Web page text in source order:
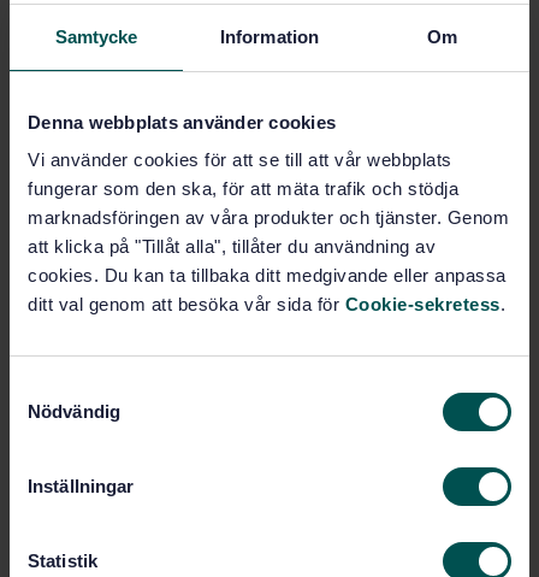
Samtycke Information Om
Denna webbplats använder cookies
Vi använder cookies för att se till att vår webbplats
fungerar som den ska, för att mäta trafik och stödja
marknadsföringen av våra produkter och tjänster. Genom
att klicka på "Tillåt alla", tillåter du användning av
cookies. Du kan ta tillbaka ditt medgivande eller anpassa
ditt val genom att besöka vår sida för Cookie-sekretess.
Nödvändig
Inställningar
Statistik
Produktinformation
Språk: Engelska
Framtagen av:SEK SVENSK ELSTANDARD
Internationell titel:Mineral oil-filled
Guidance on the interpretation of
Artikelnummer:
Fastställd:2022-09-21
Ersätter: